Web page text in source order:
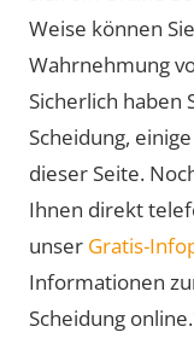
Weise können
Wahrnehmung
Sicherlich haben
Scheidung,
dieser Seite.
Ihnen direkt
unser Gratis-
Informationen
Scheidung